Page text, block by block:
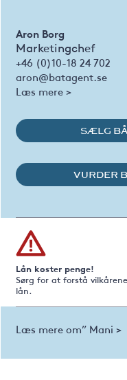
Aron Borg
Marketingchef
+46 (0)10-18 24 702
aron@batagent.se
Læs mere >
SÆLG
VURDER
Lån koster penge!
Sørg for at forstå
lån.
Læs mere om” Mani >